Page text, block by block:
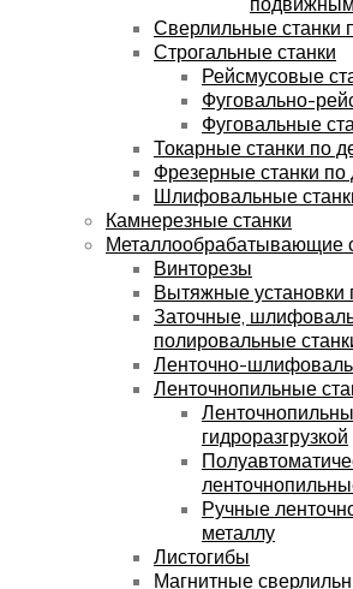
Сверлильные станки
Строгальные станки
Рейсмусовые
Фуговально-
Фуговальные
Токарные станки по
Фрезерные станки по
Шлифовальные
Камнерезные станки
Металлообрабатывающие
Винторезы
Вытяжные установки
Заточные,
полировальные
Ленточно-
Ленточнопильные
гидроразгрузкой
Ручные
металлу
Листогибы
Магнитные